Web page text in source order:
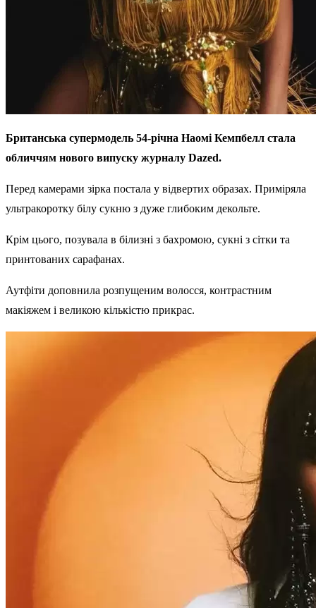
Британська супермодель 54-річна Наомі Кемпбелл стала
обличчям нового випуску журналу Dazed.
Перед камерами зірка постала у відвертих образах. Приміряла
ультракоротку білу сукню з дуже глибоким декольте.
Крім цього, позувала в білизні з бахромою, сукні з сітки та
принтованих сарафанах.
Аутфіти доповнила розпущеним волосся, контрастним
макіяжем і великою кількістю прикрас.